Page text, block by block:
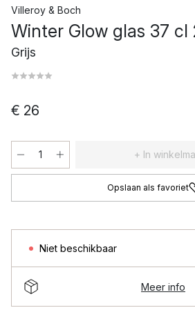
Villeroy & Boch
Winter Glow glas 37
Grijs
€ 26
+ In
Opslaan als favoriet
Niet beschikbaar
Meer info